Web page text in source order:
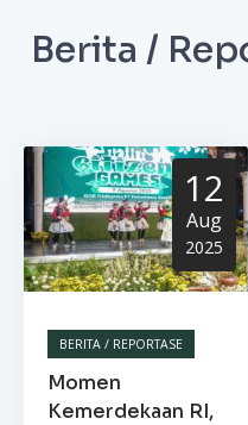
Berita /
12
Aug
2025
BERITA / REPORTASE
Momen
Kemerdekaan RI,